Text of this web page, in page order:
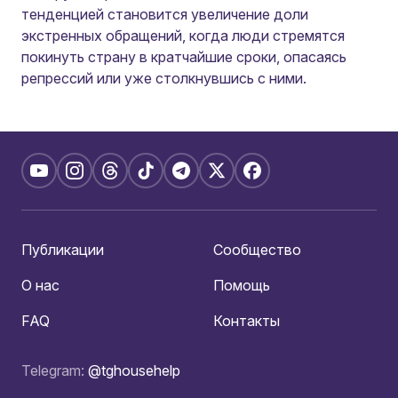
тенденцией становится увеличение доли
экстренных обращений, когда люди стремятся
покинуть страну в кратчайшие сроки, опасаясь
репрессий или уже столкнувшись с ними.
Telegram: @tghousehelp
Публикации
Сообщество
О нас
Помощь
FAQ
Контакты